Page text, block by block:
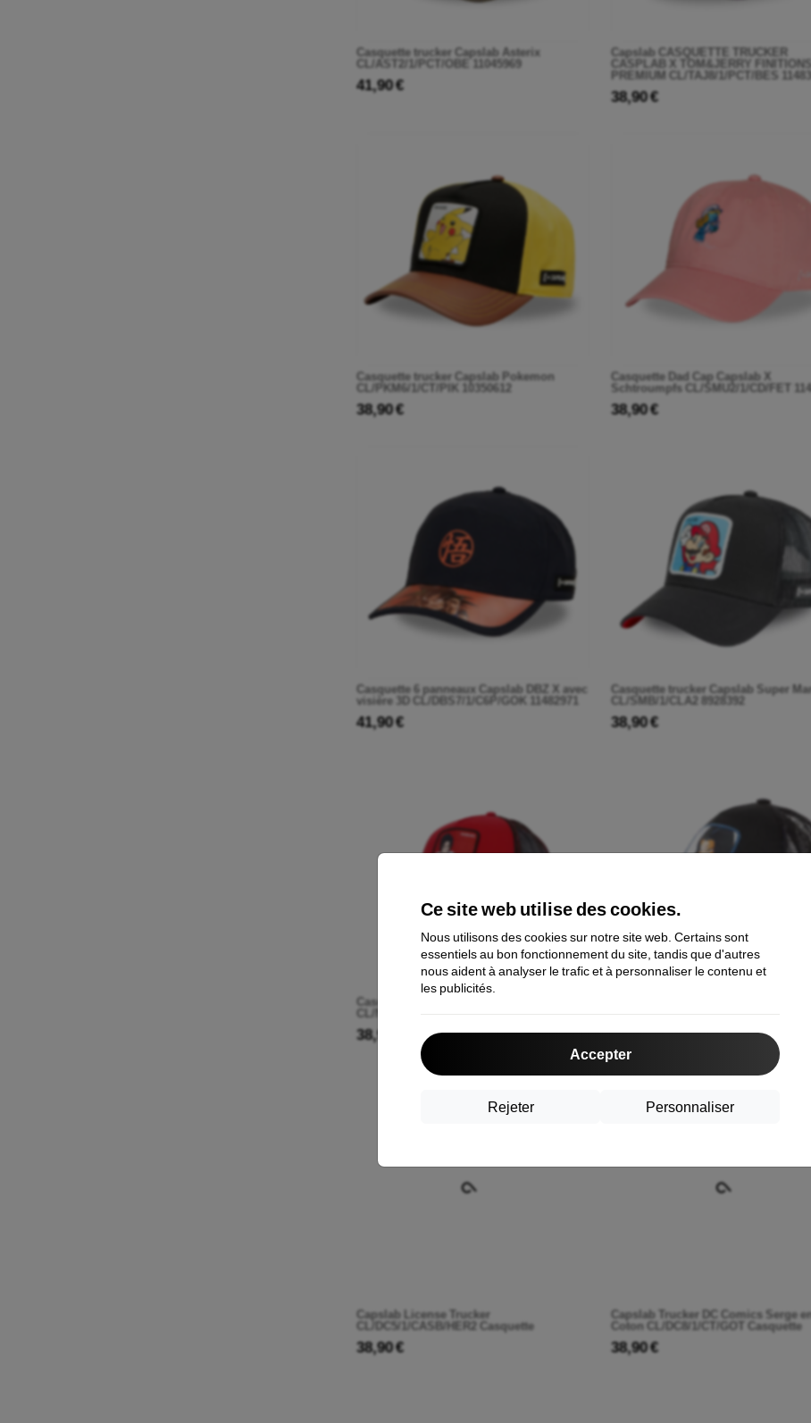
Ce site web utilise des cookies.
Nous utilisons des cookies sur notre site web. Certains sont
essentiels au bon fonctionnement du site, tandis que d'autres
nous aident à analyser le trafic et à personnaliser le contenu et
les publicités.
Accepter
Personnaliser
Rejeter
Casquette trucker Capslab Asterix
CL/AST2/1/PCT/OBE 11045969
41,90 €
Capslab CASQUETTE TRUCKER
CASPLAB X TOM&JERRY FINITIONS
PREMIUM CL/TAJ8/1/PCT/BES
38,90 €
Casquette trucker Capslab Pokemon
CL/PKM6/1/CT/PIK 10350612
38,90 €
Casquette Dad Cap Capslab X
Schtroumpfs CL/SMU2/1/CD/FET
38,90 €
Casquette 6 panneaux Capslab DBZ X avec
visière 3D CL/DBS7/1/C6P/GOK 11482971
41,90 €
Casquette trucker Capslab Super
CL/SMB/1/CLA2 8928392
38,90 €
Casquette Capslab Naruto Shippuden
CL/NS2/1/CT/SAR 9104832
38,90 € 38,90 €
Capslab License Trucker
CL/DC5/1/CASB/HER2 Casquette
38,90 €
Capslab Trucker DC Comics Serge
Coton CL/DC8/1/CT/GOT Casquette
38,90 €